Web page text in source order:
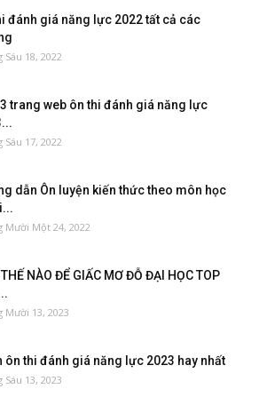
đánh giá năng lực 2022 tất cả các
Sáu 18, 2022
3 trang web ôn thi đánh giá năng lực
Sáu 17, 2022
dẫn Ôn luyện kiến thức theo môn học
Mười Một 24, 2022
NÀO ĐỂ GIẤC MƠ ĐỖ ĐẠI HỌC TOP
Mười 13, 2023
ôn thi đánh giá năng lực 2023 hay nhất
Sáu 13, 2023